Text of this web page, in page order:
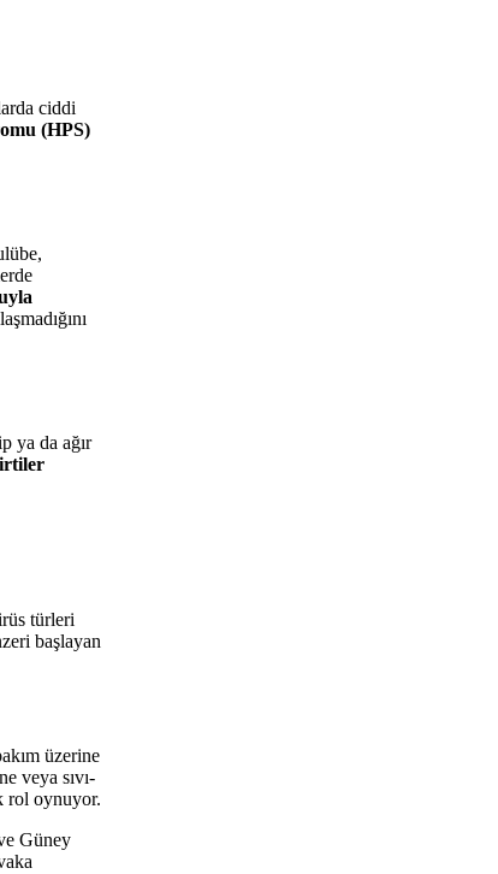
ciddi
(HPS)
ya da ağır
türleri
başlayan
üzerine
veya sıvı-
rol oynuyor.
Güney